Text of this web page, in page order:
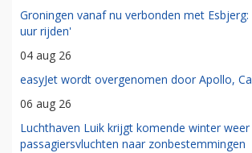
Groningen vanaf nu verbonden met
uur rijden'
04 aug 26
easyJet wordt overgenomen door Apollo,
06 aug 26
Luchthaven Luik krijgt komende winter weer
passagiersvluchten naar zonbestemmingen